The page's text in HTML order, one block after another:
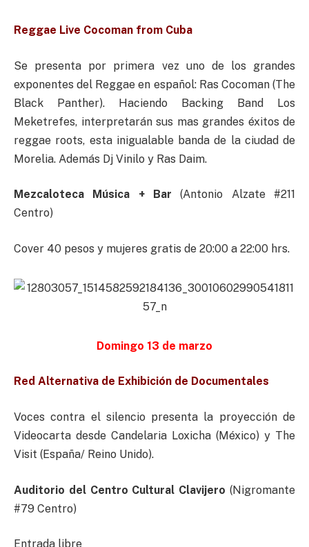
Reggae Live Cocoman from Cuba
Se presenta por primera vez uno de los grandes
exponentes del Reggae en español: Ras Cocoman (The
Black Panther). Haciendo Backing Band Los
Meketrefes, interpretarán sus mas grandes éxitos de
reggae roots, esta inigualable banda de la ciudad de
Morelia. Además Dj Vinilo y Ras Daim.
Mezcaloteca Música + Bar (Antonio Alzate #211
Centro)
Cover 40 pesos y mujeres gratis de 20:00 a 22:00 hrs.
Domingo 13 de marzo
Red Alternativa de Exhibición de Documentales
Voces contra el silencio presenta la proyección de
Videocarta desde Candelaria Loxicha (México) y The
Visit (España/ Reino Unido).
Auditorio del Centro Cultural Clavijero (Nigromante
#79 Centro)
Entrada libre